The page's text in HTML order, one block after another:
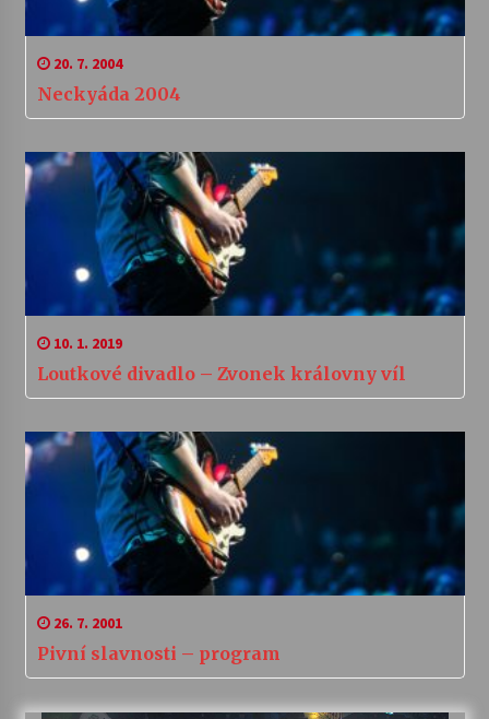
20. 7. 2004
Neckyáda 2004
10. 1. 2019
Loutkové divadlo – Zvonek královny víl
26. 7. 2001
Pivní slavnosti – program